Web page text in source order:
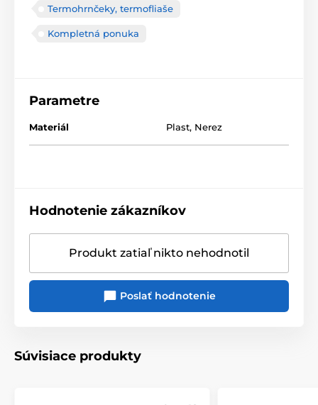
Termohrnčeky, termofliaše
Kompletná ponuka
Parametre
Materiál Plast, Nerez
Hodnotenie zákazníkov
Produkt zatiaľ nikto nehodnotil
Poslať hodnotenie
Súvisiace produkty